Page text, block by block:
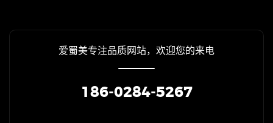
爱蜀美专注品质网站，欢迎您的来电
186-0284-5267